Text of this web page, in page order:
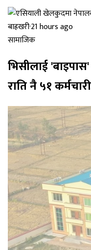
बाह्रखरी·21 hours ago
सामाजिक
भिसीलाई
राति नै ५१